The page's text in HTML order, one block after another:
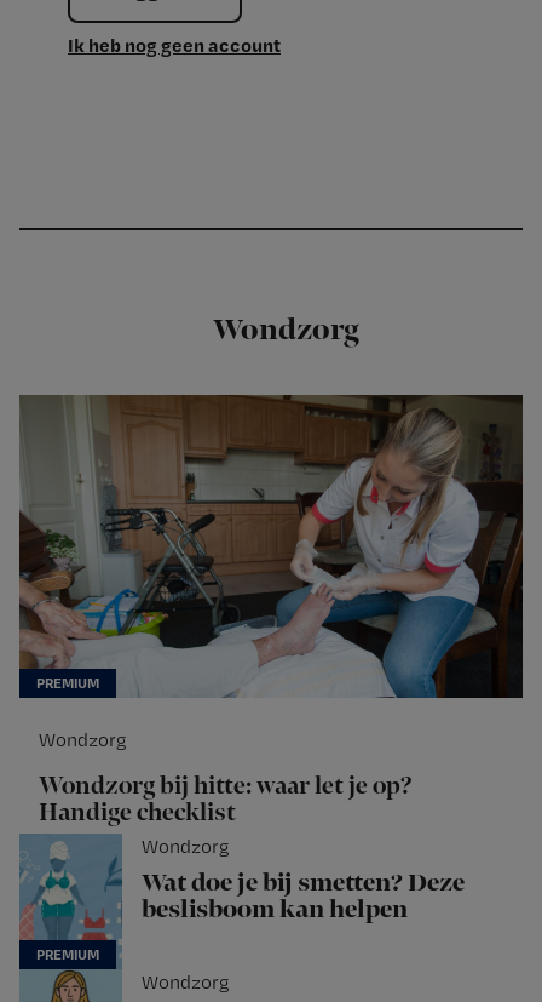
Ik heb nog geen account
Wondzorg
Wondzorg
Wondzorg bij hitte: waar let je op?
Handige checklist
Wondzorg
Wat doe je bij smetten? Deze
beslisboom kan helpen
Wondzorg